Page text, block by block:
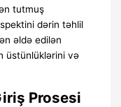
tutmuş
dərin təhlil
əldə edilən
üstünlüklərini və
Prosesi